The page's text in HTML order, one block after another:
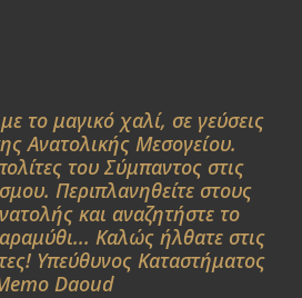
το μαγικό χαλί, σε γεύσεις
Ανατολικής Μεσογείου.
του Σύμπαντος στις
Περιπλανηθείτε στους
και αναζητήστε το
Καλώς ήλθατε στις
Υπεύθυνος Καταστήματος
Daoud